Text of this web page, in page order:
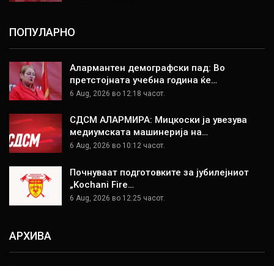
ПОПУЛАРНО
Алармантен демографски пад: Во
претстојната учебна година ќе…
6 Aug, 2026 во 12:18 часот.
СДСМ АЛАРМИРА: Мицкоски ја увезува
медиумската машинерија на…
6 Aug, 2026 во 10:12 часот.
Почнуваат подготовките за јубилејниот
„Kochani Fire…
6 Aug, 2026 во 12:25 часот.
АРХИВА